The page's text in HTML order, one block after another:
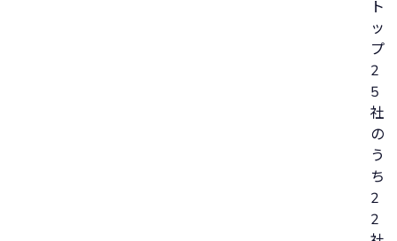
ト
ッ
プ
2
5
社
の
う
ち
2
2